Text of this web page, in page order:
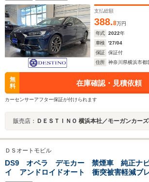
支払総額
388.8万円
年式
2022年
車検
'27/04
保証
保証付
住所
神奈川県横浜市都
無
料
在庫確認・見積依頼
カーセンサーアフター保証が付けられます
販売店： ＤＥＳＴＩＮＯ 横浜本社／モーガンカー
ＤＳオートモビル
DS9 オペラ デモカー 禁煙車 純正ナ
イ アンドロイドオート 衝突被害軽減ブ